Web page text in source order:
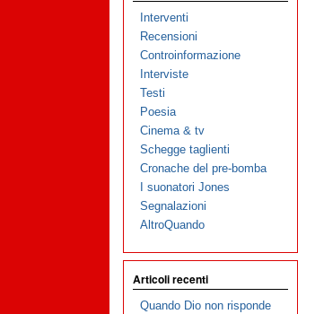
Interventi
Recensioni
Controinformazione
Interviste
Testi
Poesia
Cinema & tv
Schegge taglienti
Cronache del pre-bomba
I suonatori Jones
Segnalazioni
AltroQuando
Articoli recenti
Quando Dio non risponde